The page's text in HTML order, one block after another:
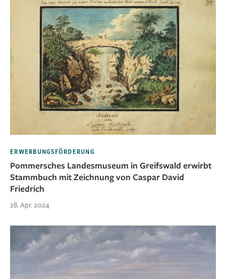
ERWERBUNGSFÖRDERUNG
Pommersches Landesmuseum in Greifswald erwirbt
Stammbuch mit Zeichnung von Caspar David
Friedrich
28. Apr. 2024